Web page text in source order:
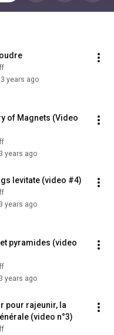
3 years ago
of Magnets (Video
3 years ago
levitate (video #4)
3 years ago
pyramides (video
3 years ago
pour rajeunir, la
(video n°3)